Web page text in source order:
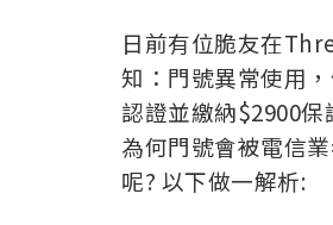
日前有位脆友在
知：門號異常使用
認證並繳納$2900保
為何門號會被電信
呢? 以下做一解析: